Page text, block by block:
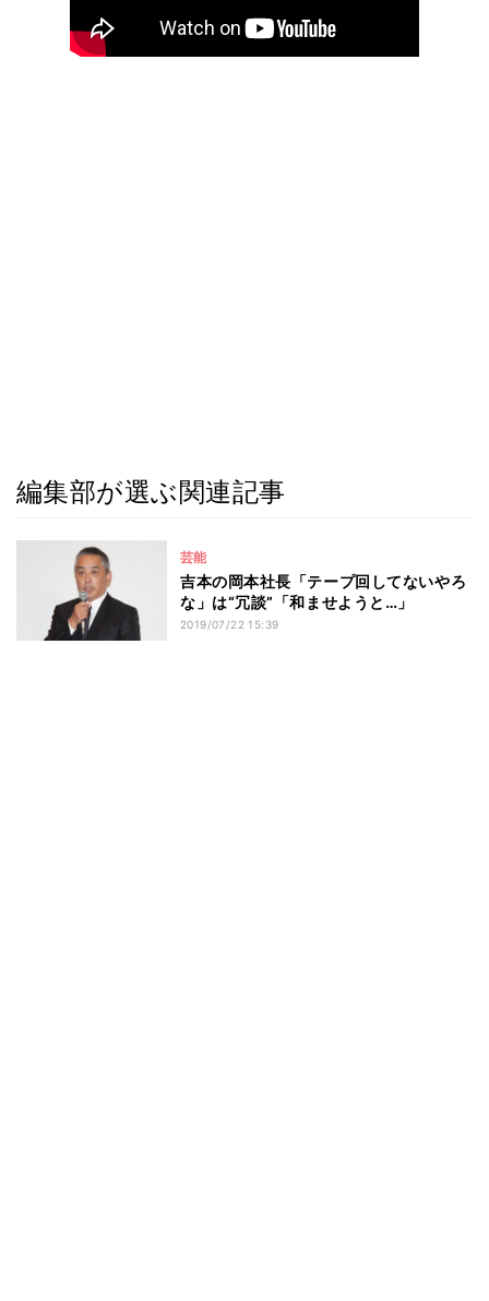
編集部が選ぶ関連記事
芸能
吉本の岡本社長「テープ回してないやろ
な」は“冗談”「和ませようと…」
2019/07/22 15:39